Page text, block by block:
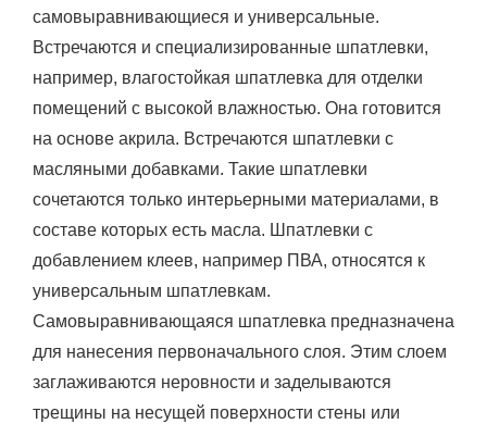
самовыравнивающиеся и универсальные.
Встречаются и специализированные шпатлевки,
например, влагостойкая шпатлевка для отделки
помещений с высокой влажностью. Она готовится
на основе акрила. Встречаются шпатлевки с
масляными добавками. Такие шпатлевки
сочетаются только интерьерными материалами, в
составе которых есть масла. Шпатлевки с
добавлением клеев, например ПВА, относятся к
универсальным шпатлевкам.
Самовыравнивающаяся шпатлевка предназначена
для нанесения первоначального слоя. Этим слоем
заглаживаются неровности и заделываются
трещины на несущей поверхности стены или